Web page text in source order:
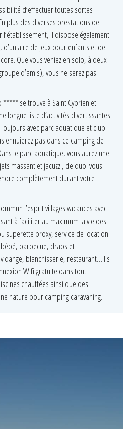
d’effectuer toutes sortes
plus des diverses prestations de
il dispose également
d’un aire de jeux pour enfants et de
Que vous veniez en solo, à deux
d’amis), vous ne serez pas
***** se trouve à Saint Cyprien et
longue liste d’activités divertissantes
avec parc aquatique et club
ennuierez pas dans ce camping de
le parc aquatique, vous aurez une
massant et jacuzzi, de quoi vous
complètement durant votre
l’esprit villages vacances avec
à faciliter au maximum la vie des
superette proxy, service de location
barbecue, draps et
blanchisserie, restaurant… Ils
Wifi gratuite dans tout
chauffées ainsi que des
nature pour camping caravaning.